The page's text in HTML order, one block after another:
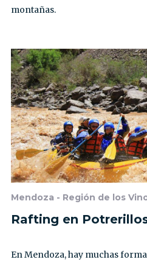
montañas.
Mendoza - Región de los
Rafting en
En Mendoza, hay muchas